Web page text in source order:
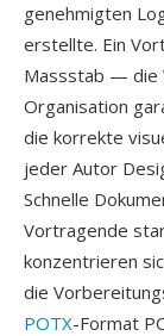
genehmigten
erstellte. Ein
Massstab — die
Organisation
die korrekte
jeder Autor
Schnelle
Vortragende
konzentrieren
die
POTX-Format